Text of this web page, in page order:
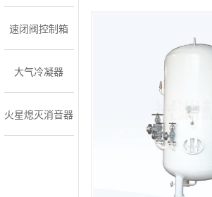
速闭阀控制箱
大气冷凝器
火星熄灭消音器